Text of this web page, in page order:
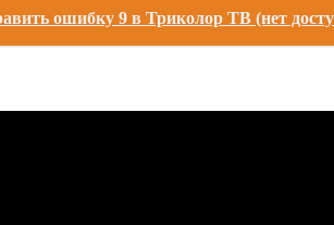
ошибку 9 в Триколор ТВ (нет